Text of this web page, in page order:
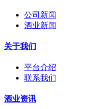
公司新闻
酒业新闻
关于我们
平台介绍
联系我们
酒业资讯